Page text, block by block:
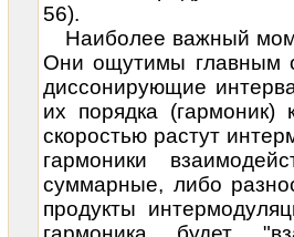
56).
Наиболее важный
Они ощутимы главным
диссонирующие
их порядка (гармоник)
скоростью растут
гармоники
суммарные, либо
продукты